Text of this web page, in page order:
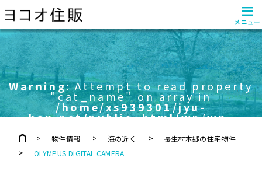
≡
メニュー
Warning: Attempt to read property
"cat_name" on array in
/home/xs939301/jyu-
han.net/public_html/wp/wp-
on line 757
物件情報 海の近く
長生村本郷の住宅物件
OLYMPUS DIGITAL CAMERA